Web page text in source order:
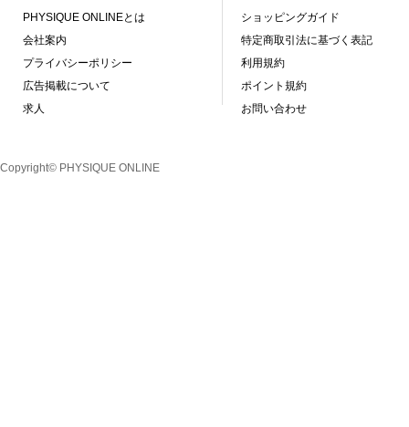
PHYSIQUE ONLINEとは
会社案内
プライバシーポリシー
広告掲載について
求人
ショッピングガイド
特定商取引法に基づく表記
利用規約
ポイント規約
お問い合わせ
Copyright© PHYSIQUE ONLINE